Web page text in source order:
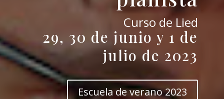
Curso de Lied
29, 30 de junio y 1 de
julio de 2023
Escuela de verano 2023